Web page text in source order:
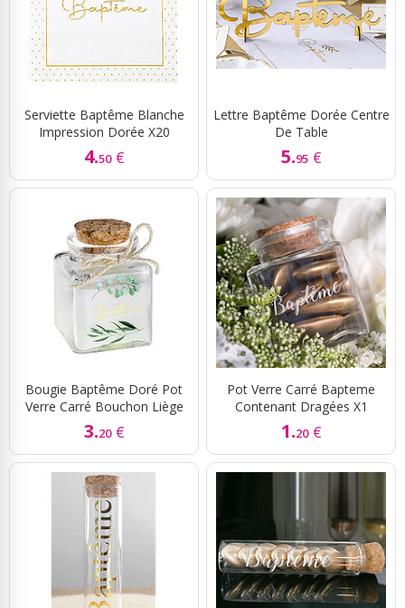
Serviette Baptême Blanche
Impression Dorée X20
4.50 €
Lettre Baptême Dorée Centre
De Table
5.95 €
Bougie Baptême Doré Pot
Verre Carré Bouchon Liège
3.20 €
Pot Verre Carré Bapteme
Contenant Dragées X1
1.20 €